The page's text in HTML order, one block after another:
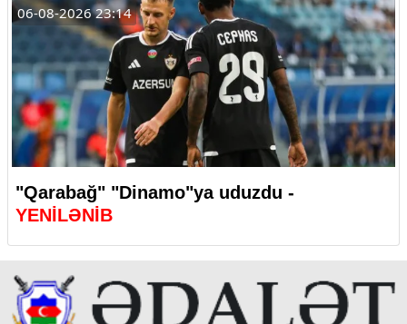
06-08-2026 23:14
"Qarabağ" "Dinamo"ya uduzdu -
YENİLƏNİB